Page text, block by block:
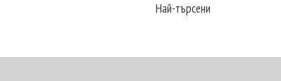
Най-търсени